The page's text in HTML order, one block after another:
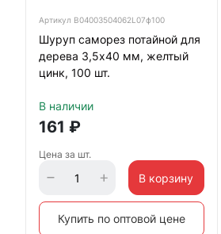
Артикул B04003504062L07ф100
Шуруп саморез потайной для
дерева 3,5х40 мм, желтый
цинк, 100 шт.
В наличии
161 ₽
Цена за шт.
В корзину
Купить по оптовой цене